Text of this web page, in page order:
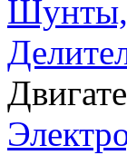
Шунты,